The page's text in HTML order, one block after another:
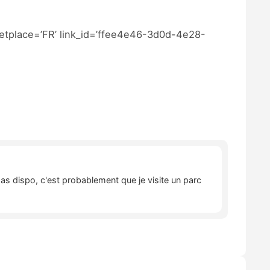
link_id=’ffee4e46-3d0d-4e28-
dispo, c'est probablement que je visite un parc